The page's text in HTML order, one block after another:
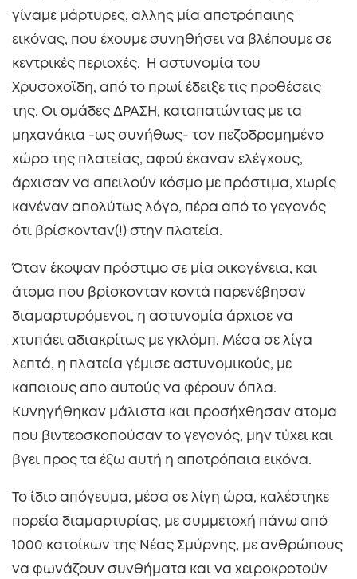
γίναμε μάρτυρες, αλλης μία αποτρόπαιης
εικόνας, που έχουμε συνηθήσει να βλέπουμε σε
κεντρικές περιοχές. Η αστυνομία του
Χρυσοχοϊδη, από το πρωί έδειξε τις προθέσεις
της. Οι ομάδες ΔΡΑΣΗ, καταπατώντας με τα
μηχανάκια -ως συνήθως- τον πεζοδρομημένο
χώρο της πλατείας, αφού έκαναν ελέγχους,
άρχισαν να απειλούν κόσμο με πρόστιμα, χωρίς
κανέναν απολύτως λόγο, πέρα από το γεγονός
ότι βρίσκονταν(!) στην πλατεία.
Όταν έκοψαν πρόστιμο σε μία οικογένεια, και
άτομα που βρίσκονταν κοντά παρενέβησαν
διαμαρτυρόμενοι, η αστυνομία άρχισε να
χτυπάει αδιακρίτως με γκλόμπ. Μέσα σε λίγα
λεπτά, η πλατεία γέμισε αστυνομικούς, με
καποιους απο αυτούς να φέρουν όπλα.
Κυνηγήθηκαν μάλιστα και προσήχθησαν ατομα
που βιντεοσκοπούσαν το γεγονός, μην τύχει και
βγει προς τα έξω αυτή η αποτρόπαια εικόνα.
Το ίδιο απόγευμα, μέσα σε λίγη ώρα, καλέστηκε
πορεία διαμαρτυρίας, με συμμετοχή πάνω από
1000 κατοίκων της Νέας Σμύρνης, με ανθρώπους
να φωνάζουν συνθήματα και να χειροκροτούν